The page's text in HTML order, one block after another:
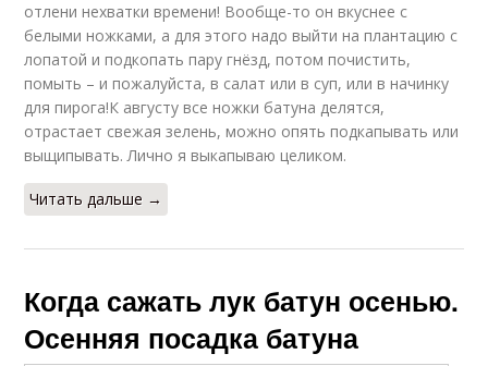
отлени нехватки времени! Вообще-то он вкуснее с
белыми ножками, а для этого надо выйти на плантацию с
лопатой и подкопать пару гнёзд, потом почистить,
помыть – и пожалуйста, в салат или в суп, или в начинку
для пирога!К августу все ножки батуна делятся,
отрастает свежая зелень, можно опять подкапывать или
выщипывать. Лично я выкапываю целиком.
Читать дальше →
Когда сажать лук батун осенью.
Осенняя посадка батуна